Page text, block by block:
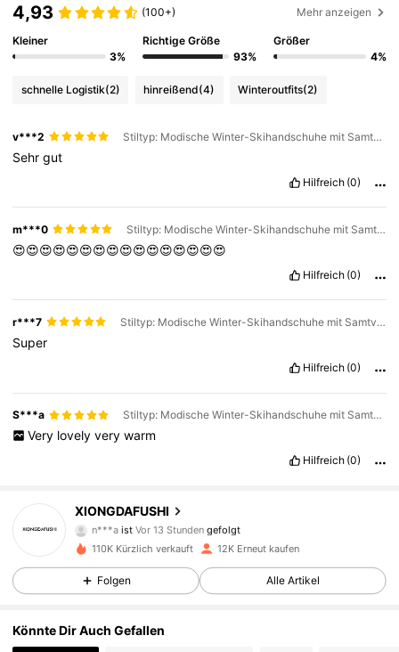
4,93 (100+) Mehr anzeigen
Kleiner
3%
Richtige Größe
93%
Größer
4%
schnelle Logistik(2) hinreißend(4) Winteroutfits(2)
v***2 Stiltyp: Modische Winter-Skihandschuhe mit Samtverdickung / Farbe: Schwarz-weiße Handschuhe für Herren / Größe: Einheitsgröße
Sehrgut
Hilfreich (0)
m***0 Stiltyp: Modische Winter-Skihandschuhe mit Samtverdickung / Farbe: Schwarz-weiße Handschuhe für Damen / Größe: Einheitsgröße
😍😍😍😍😍😍😍😍😍😍😍😍😍😍😍😍
Hilfreich (0)
r***7 Stiltyp: Modische Winter-Skihandschuhe mit Samtverdickung / Farbe: Grau-rosa Handschuhe für Damen / Größe: Einheitsgröße
Super
Hilfreich (0)
S***a Stiltyp: Modische Winter-Skihandschuhe mit Samtverdickung / Farbe: Lila-weiße Handschuhe für Damen / Größe: Einheitsgröße
Very lovely very warm
Hilfreich (0)
XIONGDAFUSHI
n***aistVor 13 Stunden
c***sist am Durchsuchen
4,83
3.5K Follower
110K Kürzlich verkauft 12K Erneut kaufen
Folgen Alle Artikel
Könnte Dir Auch Gefallen